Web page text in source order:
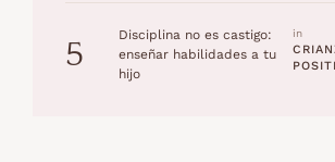
5
Disciplina no es castigo:
enseñar habilidades a tu
hijo
in